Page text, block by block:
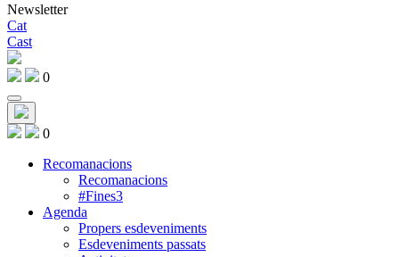
Newsletter
Cat
Cast
0
0
Recomanacions
Recomanacions
#Fines3
Agenda
Propers esdeveniments
Esdeveniments passats